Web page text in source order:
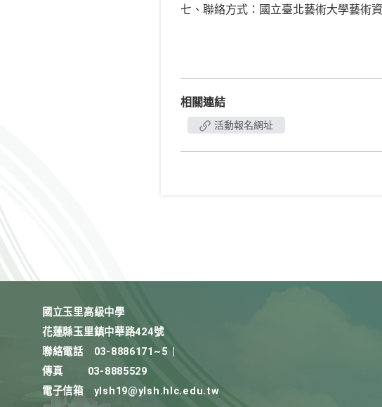
七、聯絡方式：國立臺北藝術大學藝術
相關連結
活動報名網址
國立玉里高級中學
花蓮縣玉里鎮中華路424號
聯絡電話
03-8886171~5
傳真
03-8885529
電子信箱
ylsh19@ylsh.hlc.edu.tw